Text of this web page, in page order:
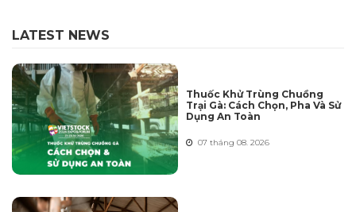
LATEST NEWS
Thuốc Khử Trùng Chuồng
Trại Gà: Cách Chọn, Pha Và Sử
Dụng An Toàn
07 tháng 08. 2026